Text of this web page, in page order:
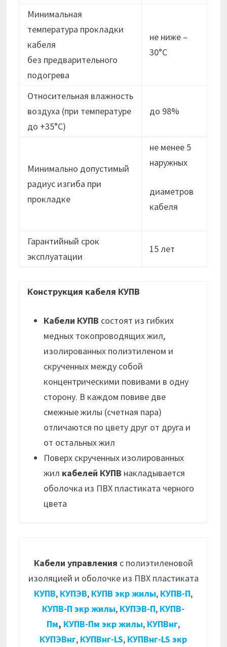
Минимальная
температура прокладки
кабеля
без предварительного
подогрева
не ниже –
30°C
Относительная влажность
воздуха (при температуре
до +35°С)
до 98%
Минимально допустимый
радиус изгиба при
прокладке
не менее 5
наружных
диаметров
кабеля
Гарантийный срок
эксплуатации
15 лет
Конструкция кабеля КУПВ
Кабели КУПВ состоят из гибких
медных токопроводящих жил,
изолированных полиэтиленом и
скрученных между собой
концентрическими повивами в одну
сторону. В каждом повиве две
смежные жилы (счетная пара)
отличаются по цвету друг от друга и
от остальных жил
Поверх скрученных изолированных
жил кабелей КУПВ накладывается
оболочка из ПВХ пластиката черного
цвета
Кабели управления с полиэтиленовой
изоляцией и оболочке из ПВХ пластиката
КУПВ, КУПЭВ, КУПВ экр жилы, КУПВ-П,
КУПВ-П экр жилы, КУПЭВ-П, КУПВ-
Пм, КУПВ-Пм экр жилы, КУПВнг,
КУПЭВнг, КУПВнг-LS, КУПВнг-LS экр